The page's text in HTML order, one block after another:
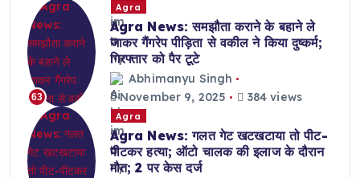
63
Agra
Agra News: समझौता कराने के बहाने ले
जाकर गैंगरेप पीड़िता से वकील ने किया दुष्कर्म;
गिरफ्तार को पैर टूटे
Abhimanyu Singh
November 9, 2025
384 views
Agra
Agra News: गलत गेट खटखटाया तो पीट-
पीटकर हत्या; ऑटो चालक की इलाज के दौरान
मौत; 2 पर केस दर्ज